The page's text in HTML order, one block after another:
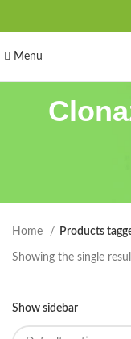
Menu
Home Products
Showing the single
Show sidebar